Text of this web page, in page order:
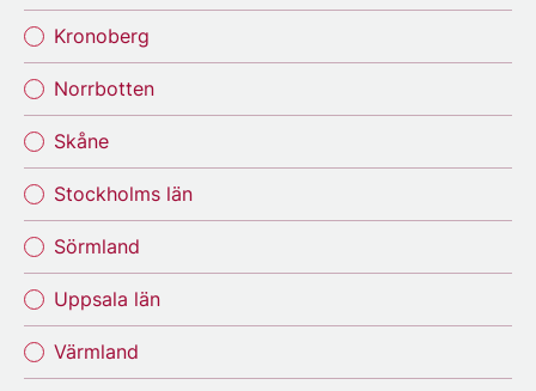
Kronoberg
Norrbotten
Skåne
Stockholms län
Sörmland
Uppsala län
Värmland